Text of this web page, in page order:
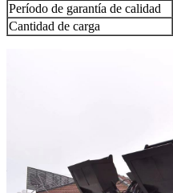
Período de garantía de calidad
Cantidad de carga